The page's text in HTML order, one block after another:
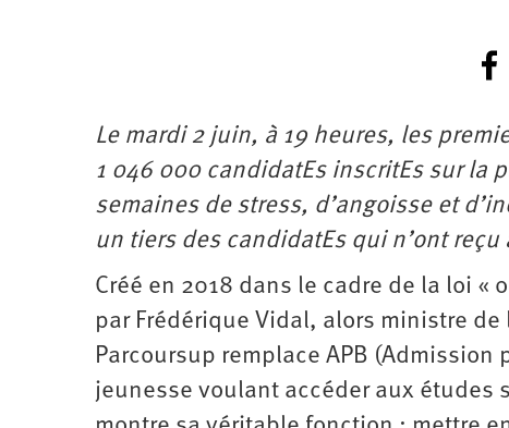
Le mardi 2 juin, à 19 heures, les
1 046 000 candidatEs inscritEs sur la
semaines de stress, d’angoisse et
un tiers des candidatEs qui n’ont
Créé en 2018 dans le cadre de la loi «
par Frédérique Vidal, alors ministre
Parcoursup remplace APB
jeunesse voulant accéder aux études